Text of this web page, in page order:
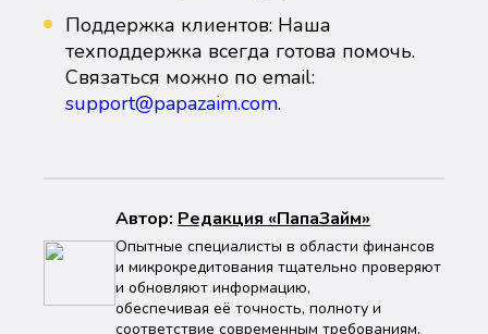
Поддержка клиентов: Наша
техподдержка всегда готова помочь.
Связаться можно по email:
support@papazaim.com.
Автор: Peдaкция «ПапаЗайм»
Опытные специалисты в области финансов
и микрокредитования тщательно проверяют
и обновляют информацию,
обеспечивая её точность, полноту и
соответствие современным требованиям.